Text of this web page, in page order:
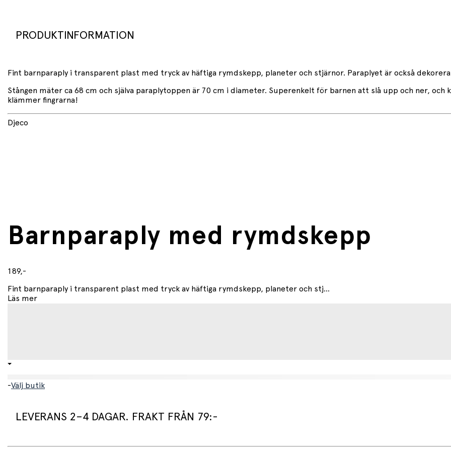
PRODUKTINFORMATION
Fint barnparaply i transparent plast med tryck av häftiga rymdskepp, planeter och stjärnor. Paraplyet är också
Stången mäter ca 68 cm och själva paraplytoppen är 70 cm i diameter. Superenkelt för barnen att slå upp och ner,
klämmer fingrarna!
Djeco
Barnparaply med rymdskepp
189,-
Fint barnparaply i transparent plast med tryck av häftiga rymdskepp, planeter och stj...
Läs mer
-Välj butik
LEVERANS 2–4 DAGAR. FRAKT FRÅN 79:-